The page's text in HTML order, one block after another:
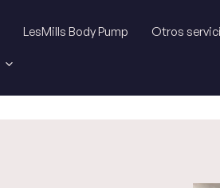
LesMills Body Pump Otros